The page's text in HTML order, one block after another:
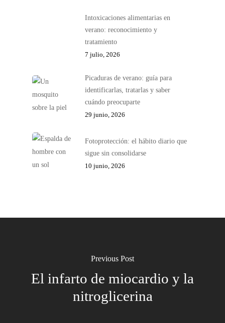
Intoxicaciones alimentarias en
verano: reconocimiento y
tratamiento
7 julio, 2026
Picaduras de verano: guía para
identificarlas, tratarlas y saber
cuándo preocuparte
29 junio, 2026
Fotoprotección: el hábito diario que
sigue sin consolidarse
10 junio, 2026
Previous Post
El infarto de miocardio y la
nitroglicerina